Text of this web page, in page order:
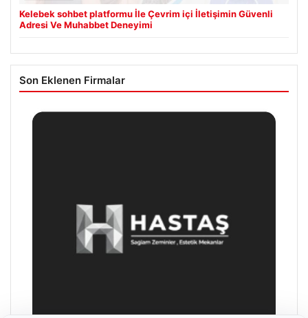
Kelebek sohbet platformu İle Çevrim içi İletişimin Güvenli
Adresi Ve Muhabbet Deneyimi
Son Eklenen Firmalar